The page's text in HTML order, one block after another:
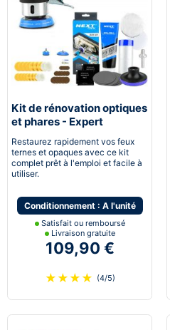
Kit de rénovation optiques
et phares - Expert
pneumatique
Restaurez rapidement vos feux
ternes et opaques avec ce kit
complet prêt à l'emploi et facile à
utiliser.
Conditionnement : A l'unité
Satisfait ou remboursé
Livraison gratuite
109,90 €
★ ★ ★ ★ (4/5)